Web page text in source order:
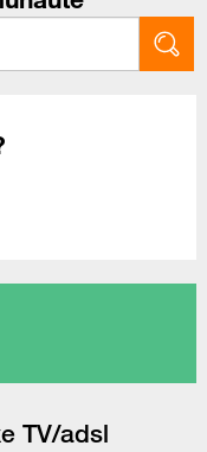
TV/adsl